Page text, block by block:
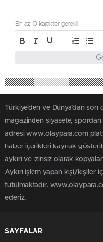
En az 10 karakter gerekli
Türkiye'den ve Dünya’dan son
magazinden siyasete,
adresi www.olaypara.com
haber içerikleri kaynak
aykırı ve izinsiz olarak
Aykırı işlem yapan kişi/kişiler
tutulmaktadır.
ederiz.
SAYFALAR